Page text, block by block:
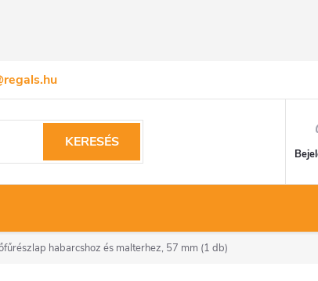
KERESÉS
habarcshoz és malterhez, 57 mm (1 db)